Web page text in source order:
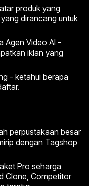
produk yang
dirancang untuk
Agen Video AI -
iklan yang
- ketahui berapa
perpustakaan besar
dengan Tagshop
Pro seharga
Clone, Competitor